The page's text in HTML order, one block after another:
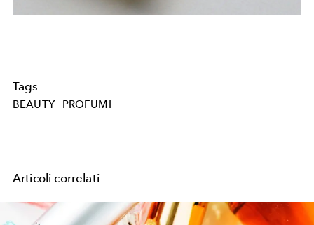
Tags
BEAUTY PROFUMI
Articoli correlati